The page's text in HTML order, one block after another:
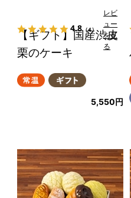
【ギフト】国産渋皮
栗のケーキ
4.8（4）
レビ
ュー
を見
る
5,550円